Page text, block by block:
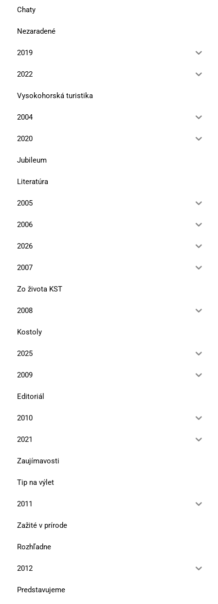
Chaty
Nezaradené
2019
2022
Vysokohorská turistika
2004
2020
Jubileum
Literatúra
2005
2006
2026
2007
Zo života KST
2008
Kostoly
2025
2009
Editoriál
2010
2021
Zaujímavosti
Tip na výlet
2011
Zažité v prírode
Rozhľadne
2012
Predstavujeme